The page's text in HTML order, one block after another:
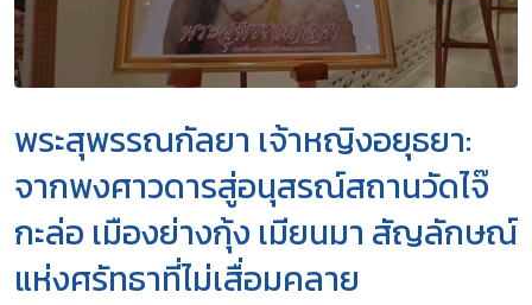
พระสุพรรณกัลยา เจ้าหญิงอยุธยา:
จากพงศาวดารสู่อนุสรณ์สถานวัดไจ๊
กะล่อ เมืองย่างกุ้ง เมียนมา สัญลักษณ์
แห่งศรัทธาที่ไม่เสื่อมคลาย